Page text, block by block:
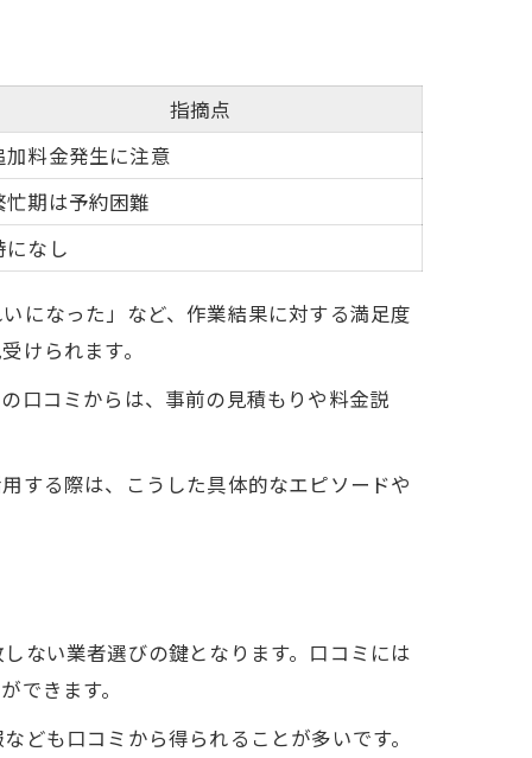
指摘点
加料金発生に注意
忙期は予約困難
になし
になった」など、作業結果に対する満足度
けられます。
口コミからは、事前の見積もりや料金説
する際は、こうした具体的なエピソードや
ない業者選びの鍵となります。口コミには
できます。
ども口コミから得られることが多いです。